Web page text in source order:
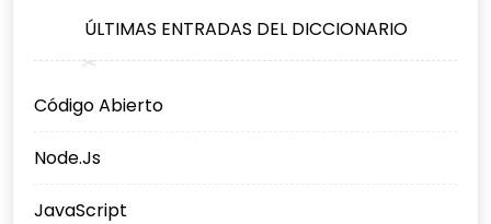
ÚLTIMAS ENTRADAS DEL DICCIONARIO
Código Abierto
Node.Js
JavaScript